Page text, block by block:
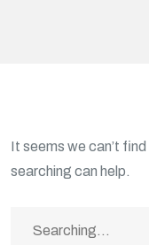
It seems we can’t
searching can help.